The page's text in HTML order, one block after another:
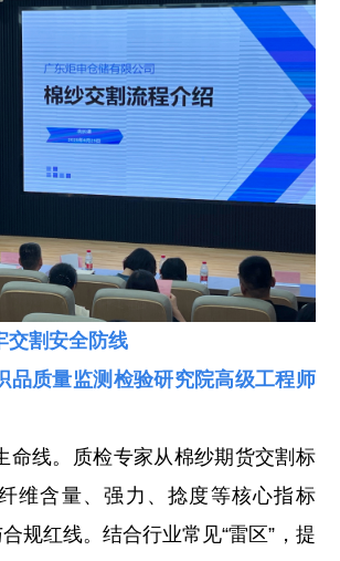
交割安全防线
品质量监测检验研究院高级工程师
命线。质检专家从棉纱期货交割标
维含量、强力、捻度等核心指标
合规红线。结合行业常见“雷区”，提